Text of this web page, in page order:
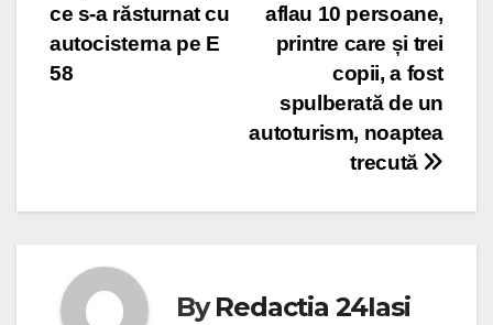
navigation
aflau 10 persoane,
printre care și trei
copii, a fost
spulberată de un
autoturism, noaptea
trecută
ce s-a răsturnat cu
autocisterna pe E
58
ByRedactia 24Iasi